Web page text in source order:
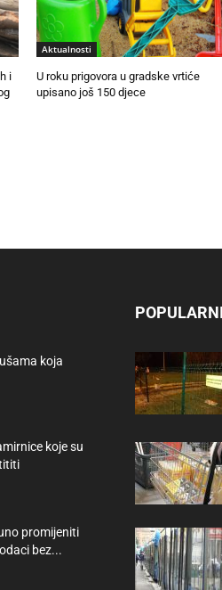
i
Aktualnosti
U roku prigovora u gradske vrtiće
upisano još 150 djece
koja
koje su
promijeniti
bez...